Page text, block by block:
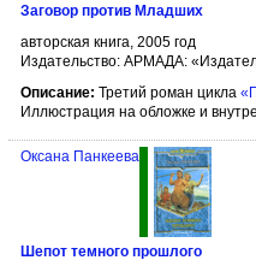
Заговор против Младших
авторская книга, 2005 год
Издательство: АРМАДА:
Описание: Третий роман цикла
Иллюстрация на обложке и
Оксана Панкеева
Шепот темного прошлого